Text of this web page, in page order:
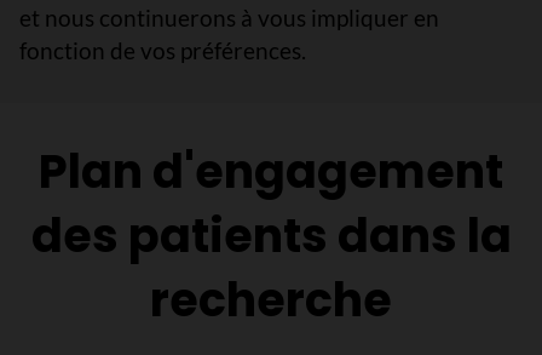
et nous continuerons à vous impliquer en
fonction de vos préférences.
Plan d'engagement
des patients dans la
recherche